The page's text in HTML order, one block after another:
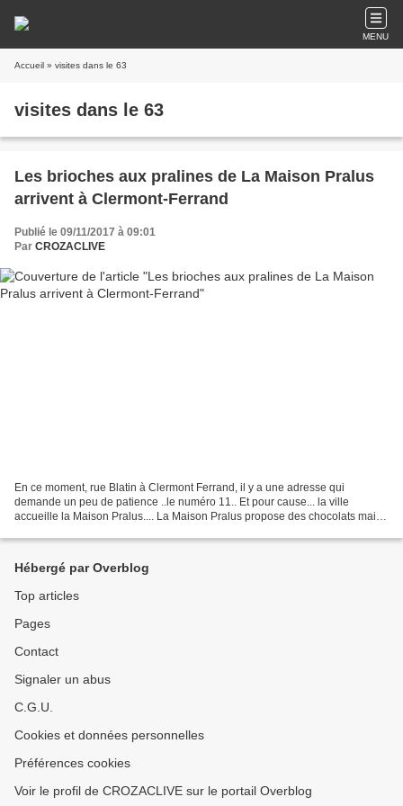
MENU
Accueil » visites dans le 63
visites dans le 63
Les brioches aux pralines de La Maison Pralus
arrivent à Clermont-Ferrand
Publié le 09/11/2017 à 09:01
Par CROZACLIVE
En ce moment, rue Blatin à Clermont Ferrand, il y a une adresse qui
demande un peu de patience ..le numéro 11.. Et pour cause... la ville
accueille la Maison Pralus.... La Maison Pralus propose des chocolats mais
Hébergé par Overblog
Top articles
Pages
Contact
Signaler un abus
C.G.U.
Cookies et données personnelles
Préférences cookies
Voir le profil de CROZACLIVE sur le portail Overblog